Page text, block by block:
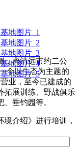
，离清远市约二公
个以生态为主题的
业，至今已建成的
拓展训练、野战俱乐
垂钓园等。
介绍》进行培训，